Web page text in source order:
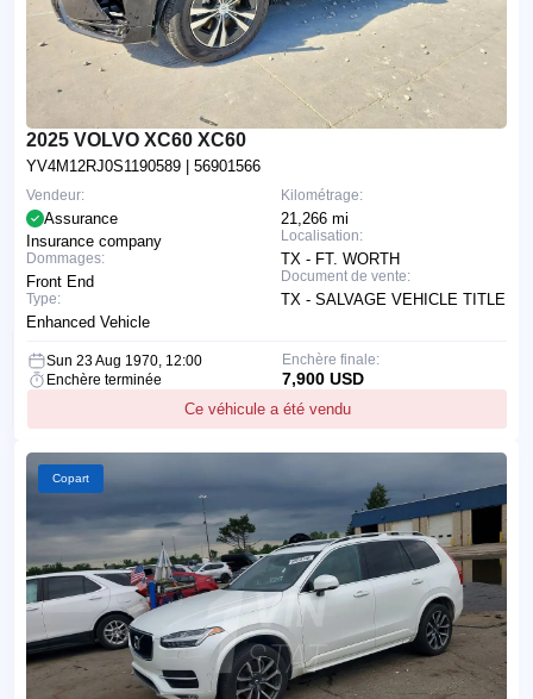
2025 VOLVO XC60 XC60
YV4M12RJ0S1190589 | 56901566
Kilométrage:
21,266 mi
Localisation:
TX - FT. WORTH
Document de vente:
TX - SALVAGE VEHICLE TITLE
Vendeur:
Assurance
Insurance company
Dommages:
Front End
Type:
Enhanced Vehicle
Sun 23 Aug 1970, 12:00
Enchère terminée
Ce véhicule a été vendu
Enchère finale:
7,900 USD
Copart